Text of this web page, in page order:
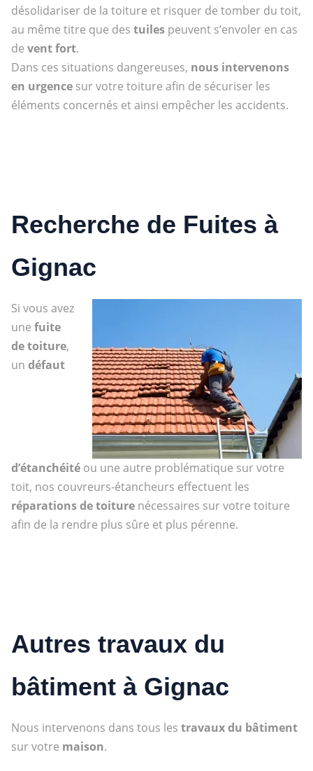
désolidariser de la toiture et risquer de tomber du toit,
au même titre que des tuilespeuvent s’envoler en cas
de vent fort.
Dans ces situations dangereuses, nous intervenons
en urgencesur votre toiture afin de sécuriser les
éléments concernés et ainsi empêcher les accidents.
Recherche de Fuites à
Gignac
Si vous avez
une fuite
de toiture,
un défaut
d’étanchéitéou une autre problématique sur votre
toit, nos couvreurs-étancheurs effectuent les
réparations de toiturenécessaires sur votre toiture
afin de la rendre plus sûre et plus pérenne.
Autres travaux du
bâtiment à Gignac
Nous intervenons dans tous les travaux du bâtiment
sur votre maison.